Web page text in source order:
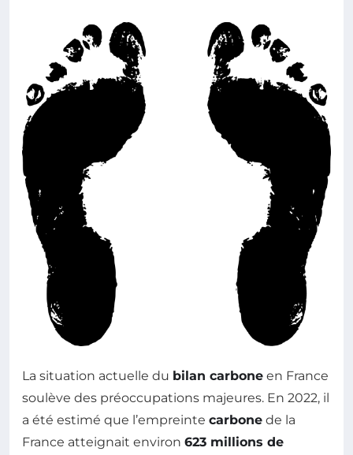
La situation actuelle du bilan carbone en France
soulève des préoccupations majeures. En 2022, il
a été estimé que l’empreinte carbone de la
France atteignait environ 623 millions de